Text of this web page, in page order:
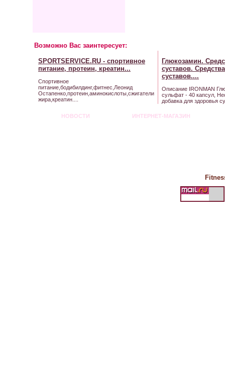
Возможно Вас заинтересует:
SPORTSERVICE.RU - cпортивное
питание, протеин, креатин...
Спортивное
питание,бодибилдинг,фитнес,Леонид
Остапенко,протеин,аминокислоты,сжигатели
жира,креатин....
Глюкозамин.
суставов.
суставов....
Описание IRONMAN
сульфат - 40 капсул,
добавка для здоровья
НОВОСТИ ИНТЕРНЕТ-МАГАЗИН